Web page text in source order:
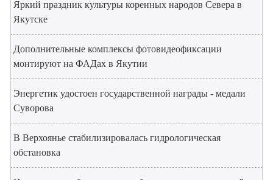
Яркий праздник культуры коренных народов Севера в
Якутске
Дополнительные комплексы фотовидеофиксации
монтируют на ФАДах в Якутии
Энергетик удостоен государственной награды - медали
Суворова
В Верхоянье стабилизировалась гидрологическая
обстановка